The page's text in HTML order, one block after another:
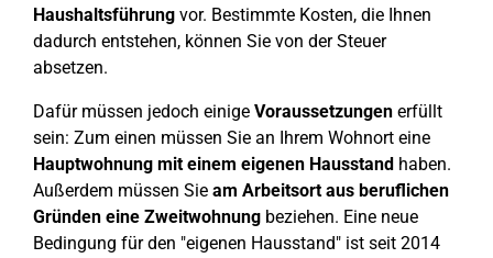
Haushaltsführung vor. Bestimmte Kosten, die Ihnen
dadurch entstehen, können Sie von der Steuer
absetzen.
Dafür müssen jedoch einige Voraussetzungen erfüllt
sein: Zum einen müssen Sie an Ihrem Wohnort eine
Hauptwohnung mit einem eigenen Hausstand haben.
Außerdem müssen Sie am Arbeitsort aus beruflichen
Gründen eine Zweitwohnung beziehen. Eine neue
Bedingung für den "eigenen Hausstand" ist seit 2014